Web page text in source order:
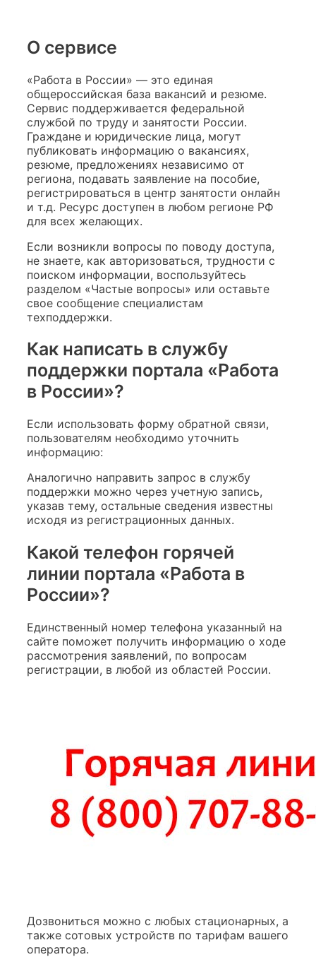
О сервисе
«Работа в России» — это единая
общероссийская база вакансий и резюме.
Сервис поддерживается федеральной
службой по труду и занятости России.
Граждане и юридические лица, могут
публиковать информацию о вакансиях,
резюме, предложениях независимо от
региона, подавать заявление на пособие,
регистрироваться в центр занятости онлайн
и т.д. Ресурс доступен в любом регионе РФ
для всех желающих.
Если возникли вопросы по поводу доступа,
не знаете, как авторизоваться, трудности с
поиском информации, воспользуйтесь
разделом «Частые вопросы» или оставьте
свое сообщение специалистам
техподдержки.
Как написать в службу
поддержки портала «Работа
в России»?
Если использовать форму обратной связи,
пользователям необходимо уточнить
информацию:
Аналогично направить запрос в службу
поддержки можно через учетную запись,
указав тему, остальные сведения известны
исходя из регистрационных данных.
Какой телефон горячей
линии портала «Работа в
России»?
Единственный номер телефона указанный на
сайте поможет получить информацию о ходе
рассмотрения заявлений, по вопросам
регистрации, в любой из областей России.
Дозвониться можно с любых стационарных, а
также сотовых устройств по тарифам вашего
оператора.